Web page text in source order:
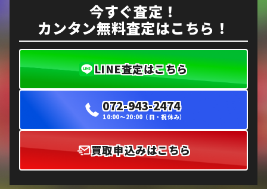
今すぐ査定！
カンタン無料査定はこちら！
LINE査定はこちら
072-943-2474
10:00〜20:00（日・祝休み）
買取申込みはこちら